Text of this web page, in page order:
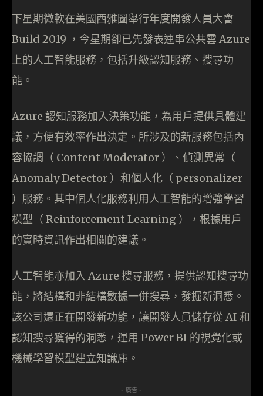
下星期微軟在美國西雅圖舉行年度開發人員大會
Build 2019 ，今星期卻已先發表連串公共雲 Azure
上的人工智能服務，包括升級認知服務、搜尋功
能。
Azure 認知服務加入決策功能，為用戶提供具體建
議，方便有效率作出決定。所涉及的新服務包括內
容協調（ Content Moderator ）、偵測異常（
Anomaly Detector ）和個人化（ personalizer
）服務。其中個人化服務利用人工智能的增強學習
模型（ Reinforcement Learning ），根據用戶
的實時資訊作出相關的建議。
人工智能亦加入 Azure 搜尋服務，提供認知搜尋功
能，將結構和非結構數據一併搜尋，發掘新洞悉。
該公司還正在開發新功能，讓開發人員儲存從 AI 和
認知搜尋獲得的洞悉，運用 Power BI 的視覺化或
機械學習模型建立知識庫。
- 廣告 -